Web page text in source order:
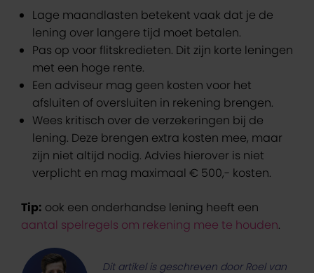
Lage maandlasten betekent vaak dat je de
lening over langere tijd moet betalen.
Pas op voor flitskredieten. Dit zijn korte leningen
met een hoge rente.
Een adviseur mag geen kosten voor het
afsluiten of oversluiten in rekening brengen.
Wees kritisch over de verzekeringen bij de
lening. Deze brengen extra kosten mee, maar
zijn niet altijd nodig. Advies hierover is niet
verplicht en mag maximaal € 500,- kosten.
Tip: ook een onderhandse lening heeft een
aantal spelregels om rekening mee te houden.
Dit artikel is geschreven door Roel van